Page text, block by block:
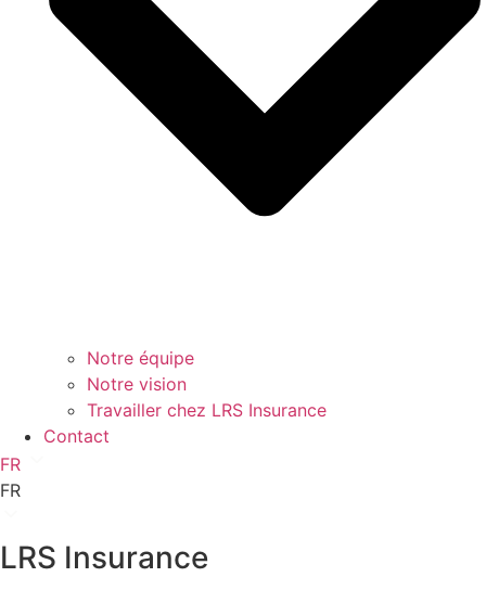
Notre équipe
Notre vision
Travailler chez LRS Insurance
Contact
FR
FR
LRS Insurance